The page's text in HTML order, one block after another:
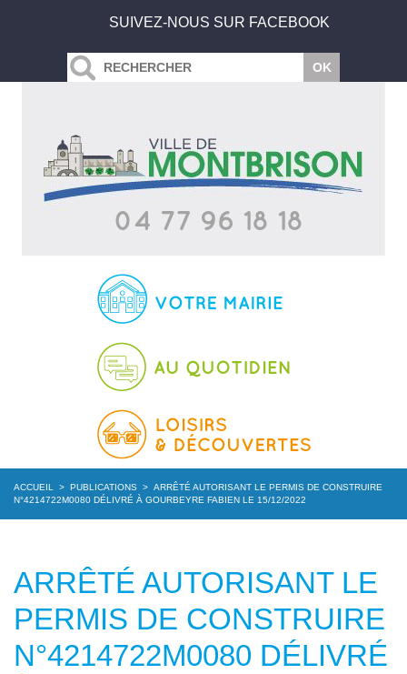
SUIVEZ-NOUS SUR FACEBOOK
ACCUEIL > PUBLICATIONS > ARRÊTÉ AUTORISANT LE PERMIS DE CONSTRUIRE
N°4214722M0080 DÉLIVRÉ À GOURBEYRE FABIEN LE 15/12/2022
ARRÊTÉ AUTORISANT LE
PERMIS DE CONSTRUIRE
N°4214722M0080 DÉLIVRÉ